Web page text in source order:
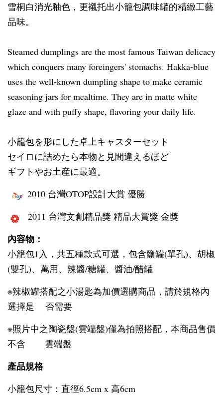
雪桐白消光釉色，更襯托出小籠包調味罐的精緻工藝
品味。
Steamed dumplings are the most famous Taiwan delicacy
which conquers many foreingers' stomachs. Hakka-blue
uses the well-known dumpling shape to make ceramic
seasoning jars for mealtime. They are in matte white
glaze and with puffy shape, flavoring your daily life.
小籠包を形にした卓上キャスターセット
セイロに詰めたら本物と見間違えるほど
ギフトやお土産に最適。
2010 台灣OTOP設計大賞 優勝
2011 台灣文創精品獎 精品大賞獎 金獎
內容物：
小籠包1入，共五種款式可選，包含鹽罐(單孔)、胡椒
(雙孔)、萬用、辣醬/糖罐、醬油/醋罐
※辣椒罐搭配之小湯匙為加價選購商品，請於規格內
選擇是 否需要
※照片中之陶瓷盤(雲端盤)僅為拍照搭配，本商品售價
不含 雲端盤
產品規格
小籠包尺寸：直徑6.5cm x 高6cm